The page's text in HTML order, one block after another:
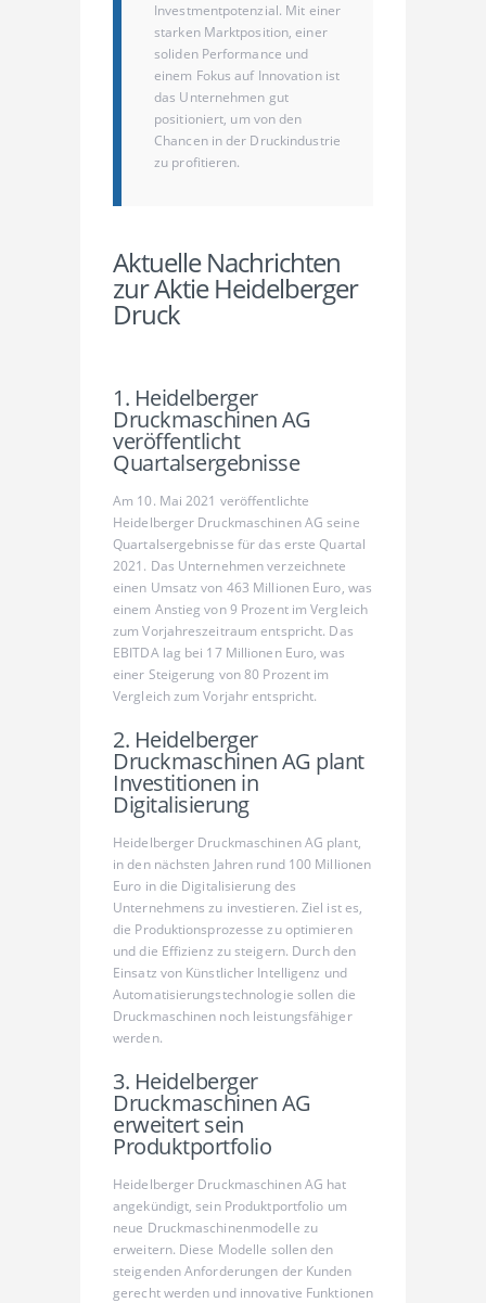
Investmentpotenzial. Mit einer
starken Marktposition, einer
soliden Performance und
einem Fokus auf Innovation ist
das Unternehmen gut
positioniert, um von den
Chancen in der Druckindustrie
zu profitieren.
Aktuelle Nachrichten
zur Aktie Heidelberger
Druck
1. Heidelberger
Druckmaschinen AG
veröffentlicht
Quartalsergebnisse
Am 10. Mai 2021 veröffentlichte
Heidelberger Druckmaschinen AG seine
Quartalsergebnisse für das erste Quartal
2021. Das Unternehmen verzeichnete
einen Umsatz von 463 Millionen Euro, was
einem Anstieg von 9 Prozent im Vergleich
zum Vorjahreszeitraum entspricht. Das
EBITDA lag bei 17 Millionen Euro, was
einer Steigerung von 80 Prozent im
Vergleich zum Vorjahr entspricht.
2. Heidelberger
Druckmaschinen AG plant
Investitionen in
Digitalisierung
Heidelberger Druckmaschinen AG plant,
in den nächsten Jahren rund 100 Millionen
Euro in die Digitalisierung des
Unternehmens zu investieren. Ziel ist es,
die Produktionsprozesse zu optimieren
und die Effizienz zu steigern. Durch den
Einsatz von Künstlicher Intelligenz und
Automatisierungstechnologie sollen die
Druckmaschinen noch leistungsfähiger
werden.
3. Heidelberger
Druckmaschinen AG
erweitert sein
Produktportfolio
Heidelberger Druckmaschinen AG hat
angekündigt, sein Produktportfolio um
neue Druckmaschinenmodelle zu
erweitern. Diese Modelle sollen den
steigenden Anforderungen der Kunden
gerecht werden und innovative Funktionen